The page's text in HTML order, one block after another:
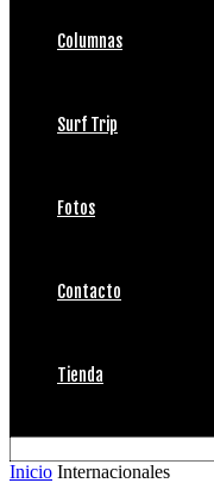
Columnas
Surf Trip
Fotos
Contacto
Tienda
Inicio Internacionales